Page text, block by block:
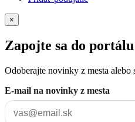
×
Zapojte sa do
Odoberajte novinky z mesta alebo
E-mail na novinky z mesta